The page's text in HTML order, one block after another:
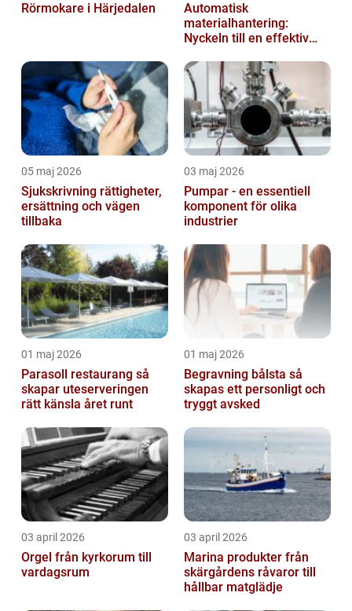
Rörmokare i Härjedalen
Automatisk
materialhantering:
Nyckeln till en effektiv
05 maj 2026
Sjukskrivning rättigheter,
ersättning och vägen
tillbaka
03 maj 2026
Pumpar - en essentiell
komponent för olika
industrier
01 maj 2026
Parasoll restaurang så
skapar uteserveringen
rätt känsla året runt
01 maj 2026
Begravning bålsta så
skapas ett personligt och
tryggt avsked
03 april 2026
Orgel från kyrkorum till
vardagsrum
03 april 2026
Marina produkter från
skärgårdens råvaror till
hållbar matglädje